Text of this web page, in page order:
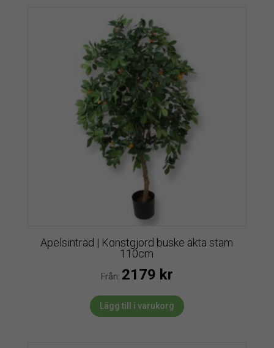
Apelsinträd | Konstgjord buske äkta stam
110cm
Från: 2179 kr
Lägg till i varukorg